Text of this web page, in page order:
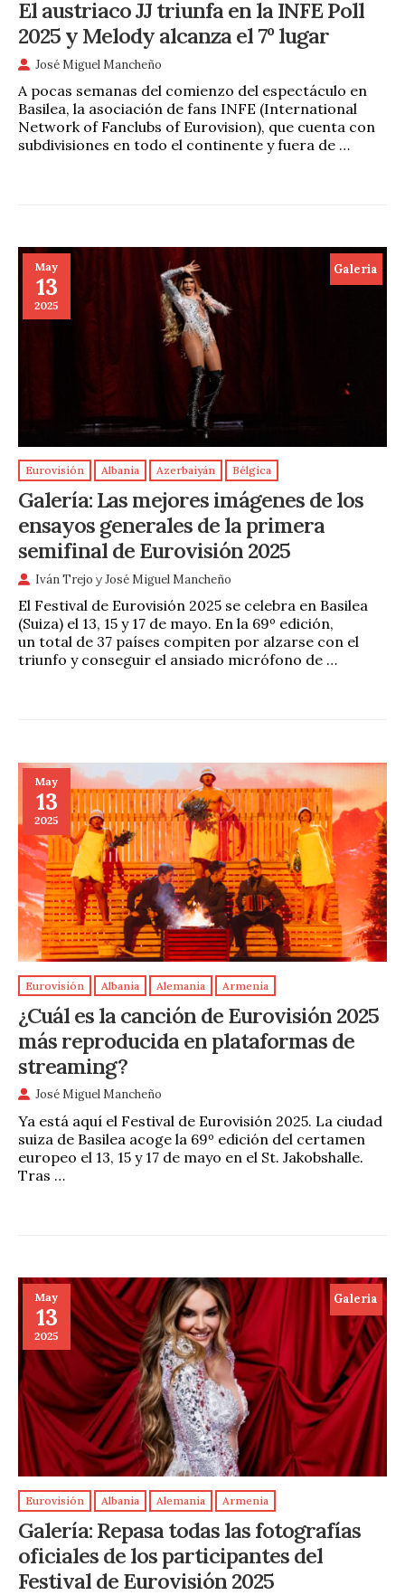
El austriaco JJ triunfa en la INFE Poll
2025 y Melody alcanza el 7º lugar
José Miguel Mancheño
A pocas semanas del comienzo del espectáculo en
Basilea, la asociación de fans INFE (International
Network of Fanclubs of Eurovision), que cuenta con
subdivisiones en todo el continente y fuera de …
May
13
2025
Galeria
Eurovisión Albania Azerbaiyán Bélgica
Galería: Las mejores imágenes de los
ensayos generales de la primera
semifinal de Eurovisión 2025
Iván Trejo yJosé Miguel Mancheño
El Festival de Eurovisión 2025 se celebra en Basilea
(Suiza) el 13, 15 y 17 de mayo. En la 69º edición,
un total de 37 países compiten por alzarse con el
triunfo y conseguir el ansiado micrófono de …
May
13
2025
Eurovisión Albania Alemania Armenia
¿Cuál es la canción de Eurovisión 2025
más reproducida en plataformas de
streaming?
José Miguel Mancheño
Ya está aquí el Festival de Eurovisión 2025. La ciudad
suiza de Basilea acoge la 69º edición del certamen
europeo el 13, 15 y 17 de mayo en el St. Jakobshalle.
Tras …
May
13
2025
Galeria
Eurovisión Albania Alemania Armenia
Galería: Repasa todas las fotografías
oficiales de los participantes del
Festival de Eurovisión 2025